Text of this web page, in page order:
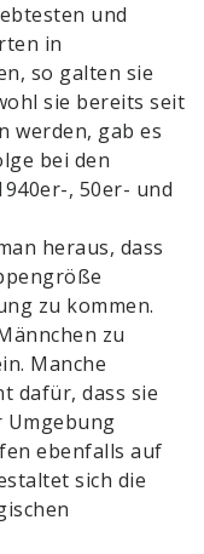
und
in
so galten sie
sie bereits seit
werden, gab es
bei den
, 50er- und
heraus, dass
zu kommen.
zu
Manche
dafür, dass sie
ebenfalls auf
sich die